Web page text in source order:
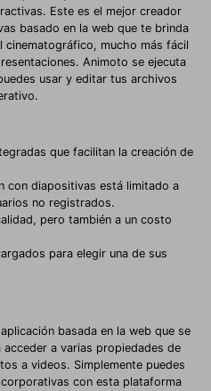
Este es el mejor creador
basado en la web que te brinda
cinematográfico, mucho más fácil
Animoto se ejecuta
usar y editar tus archivos
que facilitan la creación de
con diapositivas está limitado a
no registrados.
pero también a un costo
para elegir una de sus
basada en la web que se
a varias propiedades de
a videos. Simplemente puedes
con esta plataforma